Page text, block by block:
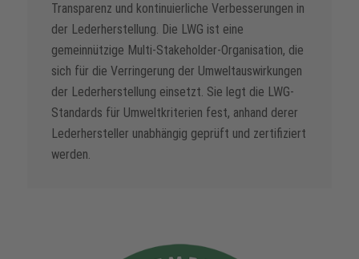
Transparenz und kontinuierliche Verbesserungen in
der Lederherstellung. Die LWG ist eine
gemeinnützige Multi-Stakeholder-Organisation, die
sich für die Verringerung der Umweltauswirkungen
der Lederherstellung einsetzt. Sie legt die LWG-
Standards für Umweltkriterien fest, anhand derer
Lederhersteller unabhängig geprüft und zertifiziert
werden.